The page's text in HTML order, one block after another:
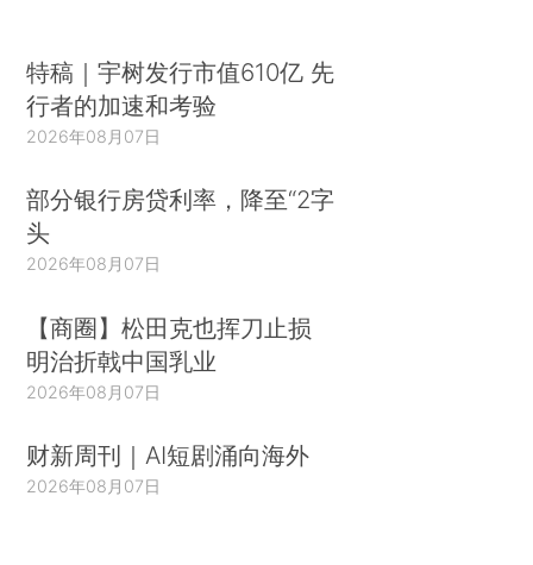
特稿｜宇树发行市值610亿 先
行者的加速和考验
2026年08月07日
部分银行房贷利率，降至“2字
头
2026年08月07日
【商圈】松田克也挥刀止损
明治折戟中国乳业
2026年08月07日
财新周刊｜AI短剧涌向海外
2026年08月07日